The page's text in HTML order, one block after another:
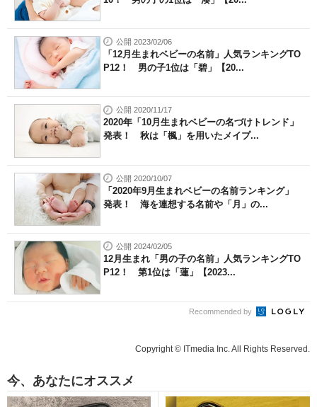
公開 2023/02/06
「12月生まれベビーの名前」人気ランキングTO
P12！ 男の子1位は「碧」【20...
公開 2020/11/17
2020年「10月生まれベビーの名づけトレンド」
発表！ 秋は「楓」を用いたメイプ...
公開 2020/10/07
「2020年9月生まれベビーの名前ランキング」
発表！ 海を連想する名前や「月」の...
公開 2024/02/05
12月生まれ「男の子の名前」人気ランキングTO
P12！ 第1位は「蓮」【2023...
Recommended by
Copyright © ITmedia Inc. All Rights Reserved.
今、あなたにオススメ